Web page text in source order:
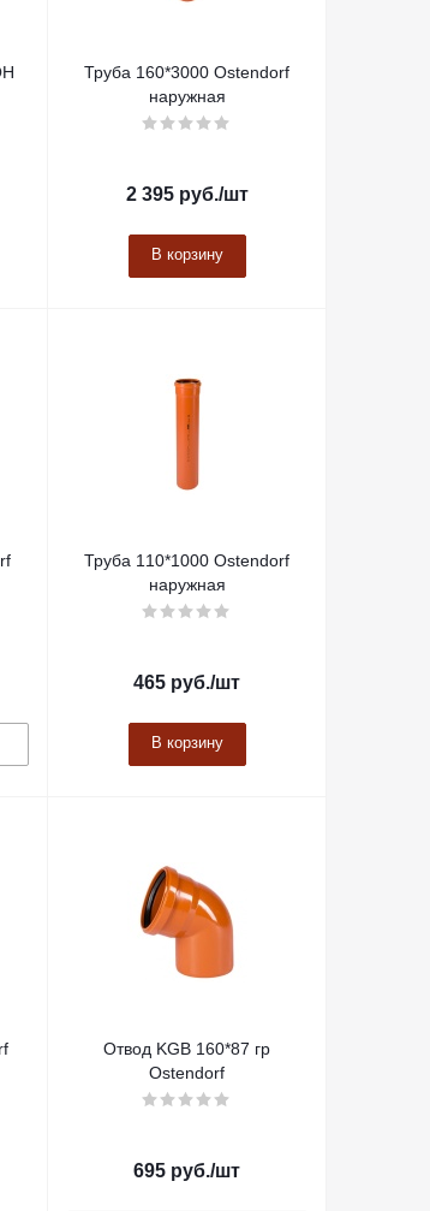
Труба 160*3000 Ostendorf
наружная
2 395руб./шт
В корзину
Труба 110*1000 Ostendorf
наружная
465 руб./шт
В корзину
Отвод KGB 160*87 гр
Ostendorf
695 руб./шт